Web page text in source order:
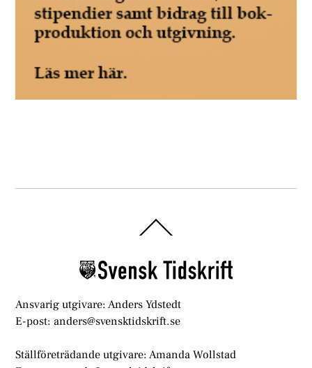
To
Ansvarig utgivare: Anders Ydstedt
E-post: anders@svensktidskrift.se
Ställföreträdande utgivare: Amanda Wollstad